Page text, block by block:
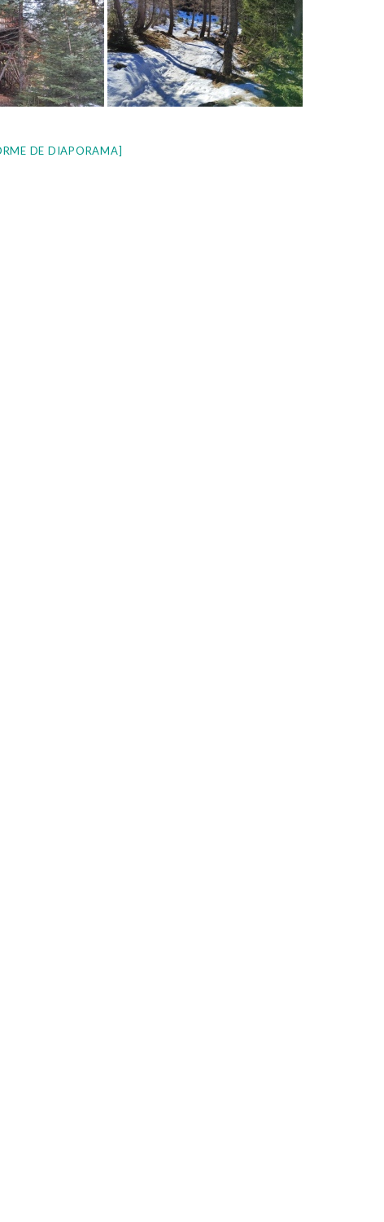
DE DIAPORAMA]